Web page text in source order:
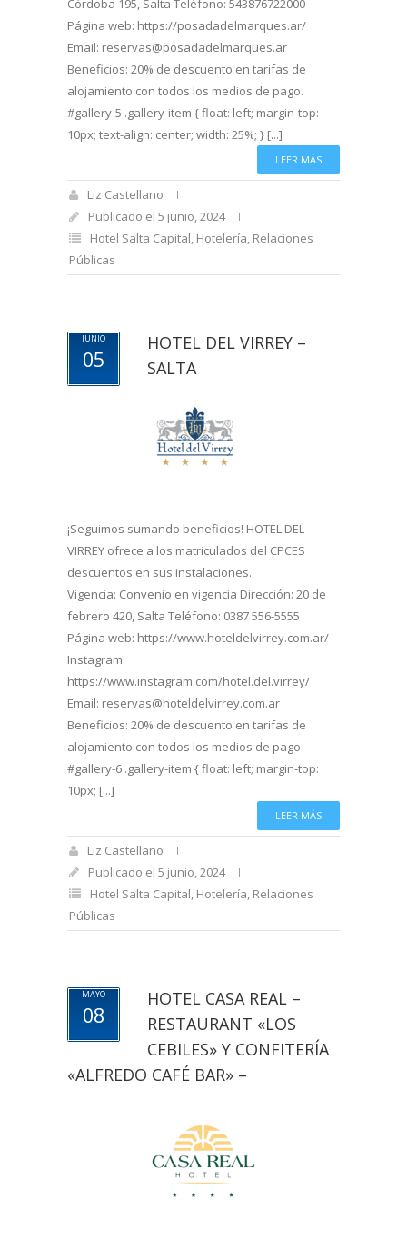
Página web: https://posadadelmarques.ar/
Email: reservas@posadadelmarques.ar
Beneficios: 20% de descuento en tarifas de
alojamiento con todos los medios de pago.
#gallery-5 .gallery-item { float: left; margin-top:
10px; text-align: center; width: 25%; } [...]
LEER MÁS
Liz Castellano
Publicado el 5 junio, 2024
Hotel Salta Capital Hotelería Relaciones
Públicas
JUNIO
05
HOTEL DEL VIRREY –
SALTA
¡Seguimos sumando beneficios! HOTEL DEL
VIRREY ofrece a los matriculados del CPCES
descuentos en sus instalaciones.
Vigencia: Convenio en vigencia Dirección: 20 de
febrero 420, Salta Teléfono: 0387 556-5555
Página web: https://www.hoteldelvirrey.com.ar/
Instagram:
https://www.instagram.com/hotel.del.virrey/
Email: reservas@hoteldelvirrey.com.ar
Beneficios: 20% de descuento en tarifas de
alojamiento con todos los medios de pago
#gallery-6 .gallery-item { float: left; margin-top:
10px; [...]
LEER MÁS
Liz Castellano
Publicado el 5 junio, 2024
Hotel Salta Capital, Hotelería, Relaciones
Públicas
MAYO
08
HOTEL CASA REAL –
RESTAURANT «LOS
CEBILES» Y CONFITERÍA
«ALFREDO CAFÉ BAR» –